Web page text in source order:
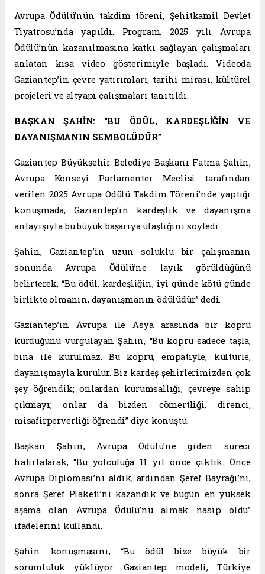
Avrupa Ödülü’nün takdim töreni, Şehitkamil Devlet
Tiyatrosu’nda yapıldı. Program, 2025 yılı Avrupa
Ödülü’nün kazanılmasına katkı sağlayan çalışmaları
anlatan kısa video gösterimiyle başladı. Videoda
Gaziantep’in çevre yatırımları, tarihi mirası, kültürel
projeleri ve altyapı çalışmaları tanıtıldı.
BAŞKAN ŞAHİN: “BU ÖDÜL, KARDEŞLİĞİN VE
DAYANIŞMANIN SEMBOLÜDÜR”
Gaziantep Büyükşehir Belediye Başkanı Fatma Şahin,
Avrupa Konseyi Parlamenter Meclisi tarafından
verilen 2025 Avrupa Ödülü Takdim Töreni'nde yaptığı
konuşmada, Gaziantep’in kardeşlik ve dayanışma
anlayışıyla bu büyük başarıya ulaştığını söyledi.
Şahin, Gaziantep’in uzun soluklu bir çalışmanın
sonunda Avrupa Ödülü’ne layık görüldüğünü
belirterek, “Bu ödül, kardeşliğin, iyi günde kötü günde
birlikte olmanın, dayanışmanın ödülüdür” dedi.
Gaziantep’in Avrupa ile Asya arasında bir köprü
kurduğunu vurgulayan Şahin, “Bu köprü sadece taşla,
bina ile kurulmaz. Bu köprü, empatiyle, kültürle,
dayanışmayla kurulur. Biz kardeş şehirlerimizden çok
şey öğrendik; onlardan kurumsallığı, çevreye sahip
çıkmayı; onlar da bizden cömertliği, direnci,
misafirperverliği öğrendi” diye konuştu.
Başkan Şahin, Avrupa Ödülü’ne giden süreci
hatırlatarak, “Bu yolculuğa 11 yıl önce çıktık. Önce
Avrupa Diploması’nı aldık, ardından Şeref Bayrağı’nı,
sonra Şeref Plaketi’ni kazandık ve bugün en yüksek
aşama olan Avrupa Ödülü’nü almak nasip oldu”
ifadelerini kullandı.
Şahin konuşmasını, “Bu ödül bize büyük bir
sorumluluk yüklüyor. Gaziantep modeli, Türkiye